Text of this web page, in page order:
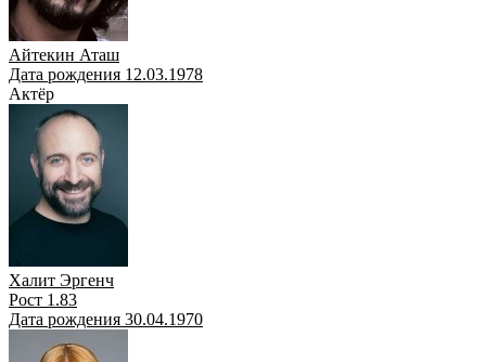
Айтекин Аташ
Дата рождения 12.03.1978
Актёр
Халит Эргенч
Рост 1.83
Дата рождения 30.04.1970